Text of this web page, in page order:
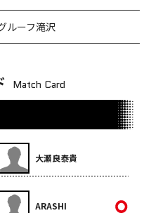
ルーフ滝沢
Match Card
大瀬良泰貴
ARASHI